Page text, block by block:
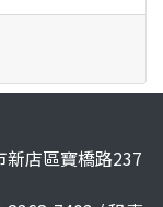
店區寶橋路237